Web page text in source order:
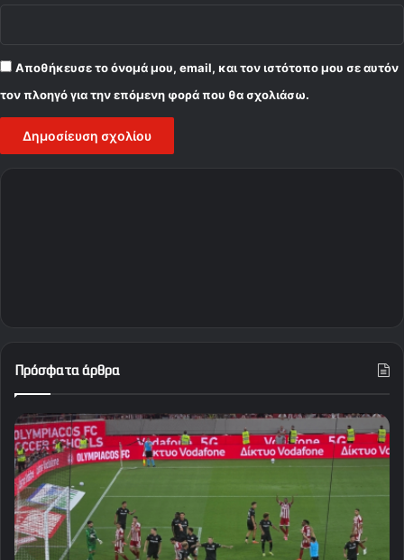
Αποθήκευσε το όνομά μου, email, και τον ιστότοπο μου σε αυτόν
τον πλοηγό για την επόμενη φορά που θα σχολιάσω.
Πρόσφατα άρθρα